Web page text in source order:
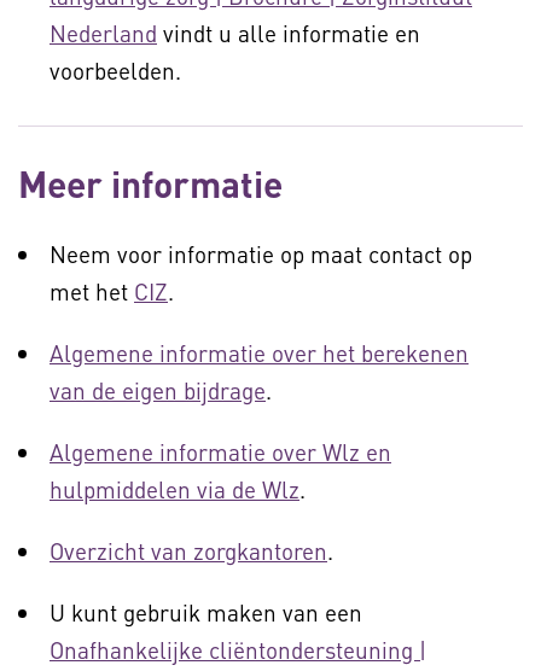
Nederland vindt u alle informatie en
voorbeelden.
Meer informatie
Neem voor informatie op maat contact op
met het CIZ.
Algemene informatie over het berekenen
van de eigen bijdrage.
Algemene informatie over Wlz en
hulpmiddelen via de Wlz.
Overzicht van zorgkantoren.
U kunt gebruik maken van een
Onafhankelijke cliëntondersteuning |